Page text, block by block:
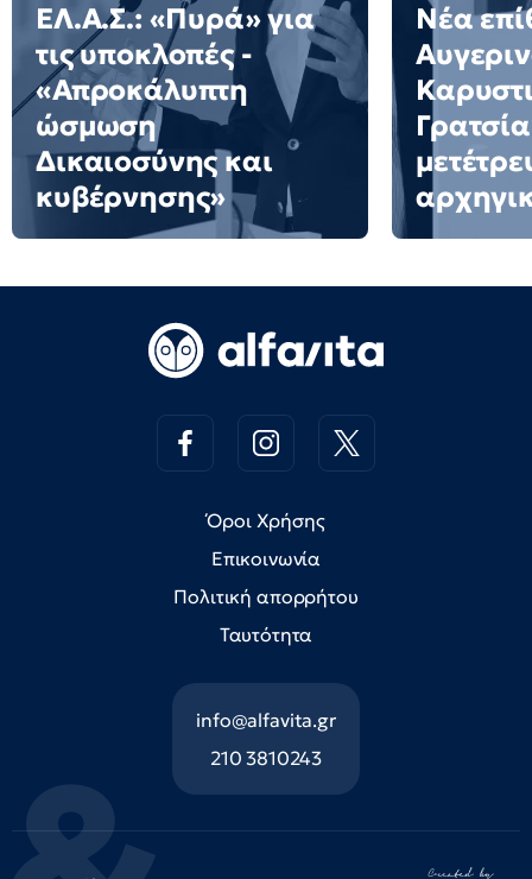
ΕΛ.Α.Σ.: «Πυρά» για
τις υποκλοπές -
«Απροκάλυπτη
ώσμωση
Δικαιοσύνης και
κυβέρνησης»
Νέα
Όροι Χρήσης
Επικοινωνία
Πολιτική απορρήτου
Ταυτότητα
info@alfavita.gr
210 3810243